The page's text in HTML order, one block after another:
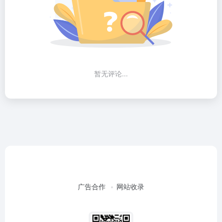
暂无评论...
广告合作 网站收录